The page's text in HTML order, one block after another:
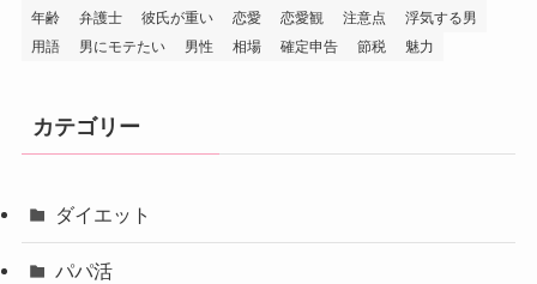
年齢
弁護士 彼氏が重い 恋愛 恋愛観 注意点
浮気する男
用語
男にモテたい 男性 相場 確定申告 節税 魅力
カテゴリー
ダイエット
パパ活